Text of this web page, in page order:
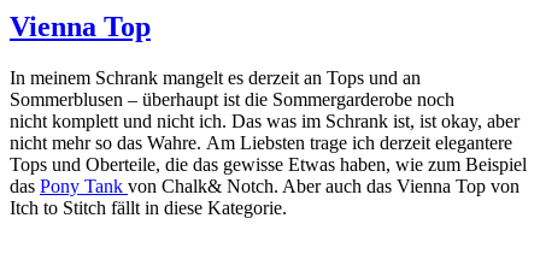
Vienna Top
In meinem Schrank mangelt es derzeit an Tops und an
Sommerblusen – überhaupt ist die Sommergarderobe noch
nicht komplett und nicht ich. Das was im Schrank ist, ist okay, aber
nicht mehr so das Wahre. Am Liebsten trage ich derzeit elegantere
Tops und Oberteile, die das gewisse Etwas haben, wie zum Beispiel
das Pony Tank von Chalk& Notch. Aber auch das Vienna Top von
Itch to Stitch fällt in diese Kategorie.